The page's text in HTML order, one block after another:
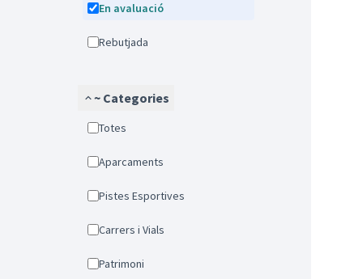
En avaluació
Rebutjada
~ Categories
Totes
Aparcaments
Pistes Esportives
Carrers i Vials
Patrimoni